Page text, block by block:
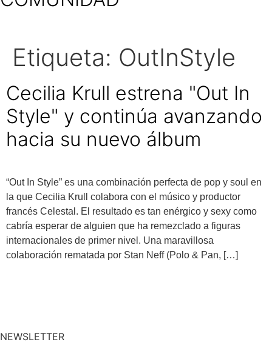
Etiqueta: OutInStyle
Cecilia Krull estrena "Out In
Style" y continúa avanzando
hacia su nuevo álbum
“Out In Style” es una combinación perfecta de pop y soul en
la que Cecilia Krull colabora con el músico y productor
francés Celestal. El resultado es tan enérgico y sexy como
cabría esperar de alguien que ha remezclado a figuras
internacionales de primer nivel. Una maravillosa
colaboración rematada por Stan Neff (Polo & Pan, […]
NEWSLETTER